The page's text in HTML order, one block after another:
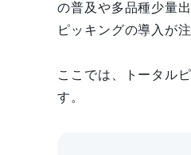
の普及や多品種少量
ピッキングの導入が
ここでは、トータル
す。